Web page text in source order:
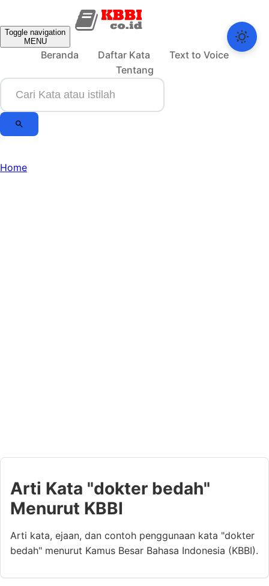
Toggle navigation
MENU
Beranda Daftar Kata
Text to Voice
Tentang
Home
Arti Kata "dokter bedah"
Menurut KBBI
Arti kata, ejaan, dan contoh penggunaan kata "dokter
bedah" menurut Kamus Besar Bahasa Indonesia (KBBI).